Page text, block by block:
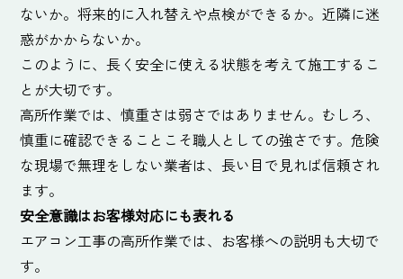
ないか。将来的に入れ替えや点検ができるか。近隣に迷
惑がかからないか。
このように、長く安全に使える状態を考えて施工するこ
とが大切です。
高所作業では、慎重さは弱さではありません。むしろ、
慎重に確認できることこそ職人としての強さです。危険
な現場で無理をしない業者は、長い目で見れば信頼され
ます。
安全意識はお客様対応にも表れる
エアコン工事の高所作業では、お客様への説明も大切で
す。